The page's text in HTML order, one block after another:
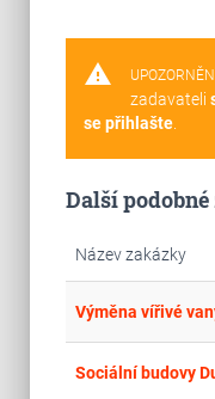
warning
zadavateli
se přihlašte.
Další
Název zakázky
Výměna vířivé
Sociální budovy